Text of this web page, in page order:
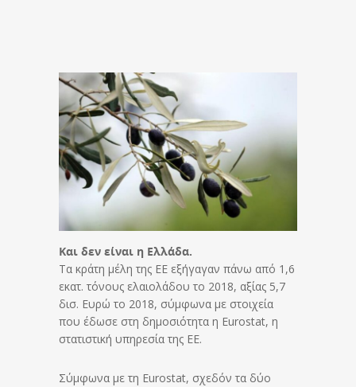
Και δεν είναι η Ελλάδα.
Τα κράτη μέλη της ΕΕ εξήγαγαν πάνω από 1,6
εκατ. τόνους ελαιολάδου το 2018, αξίας 5,7
δισ. Ευρώ το 2018, σύμφωνα με στοιχεία
που έδωσε στη δημοσιότητα η Eurostat, η
στατιστική υπηρεσία της ΕΕ.
Σύμφωνα με τη Eurostat, σχεδόν τα δύο